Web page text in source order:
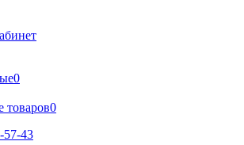
0
товаров0
57-43